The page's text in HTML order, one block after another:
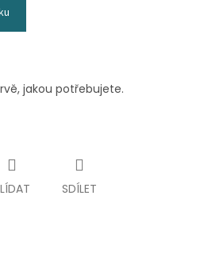
jakou potřebujete.
SDÍLET